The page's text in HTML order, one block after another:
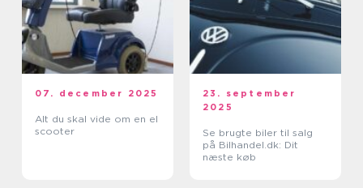
07. december 2025
Alt du skal vide om en el
scooter
23. september
2025
Se brugte biler til salg
på Bilhandel.dk: Dit
næste køb